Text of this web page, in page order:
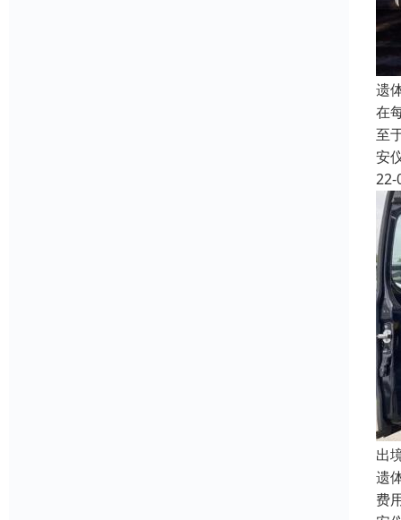
遗
在
至
安
22-
出
遗
费